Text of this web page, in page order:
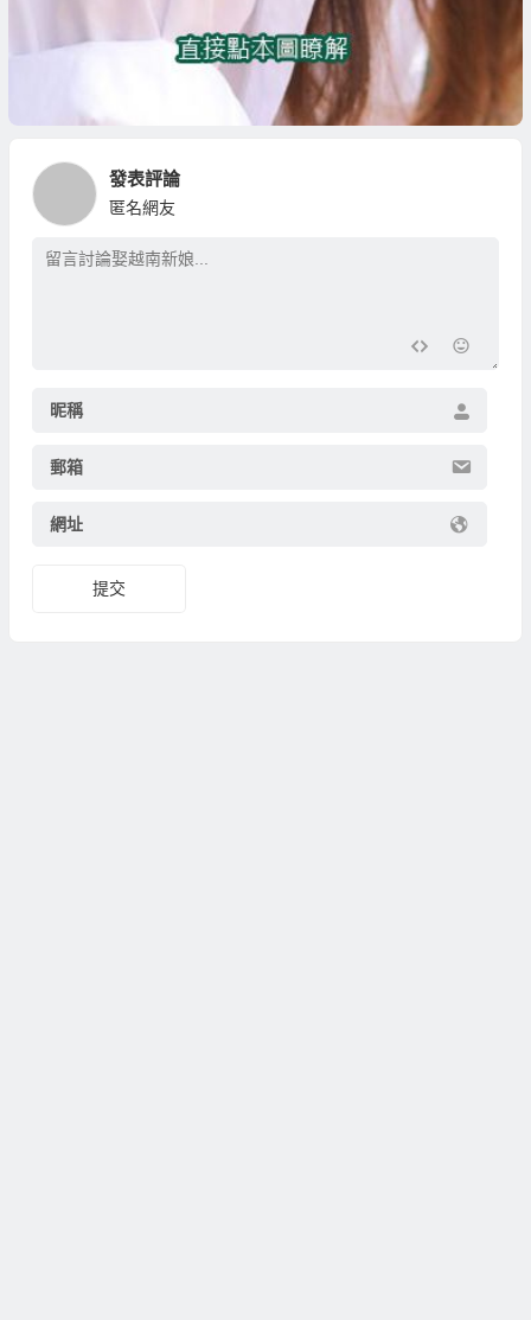
發表評論
匿名網友
昵稱
郵箱
網址
提交